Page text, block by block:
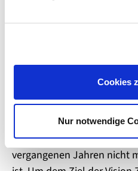
l
Cookies
Nur notwendige
Damit fühlen sich aber
und ihre Familien ein Mehr
Hintergrund
Unfallkassen und ihrem
Gesetzliche
ist, dass die Zahl der
vergangenen Jahren nicht